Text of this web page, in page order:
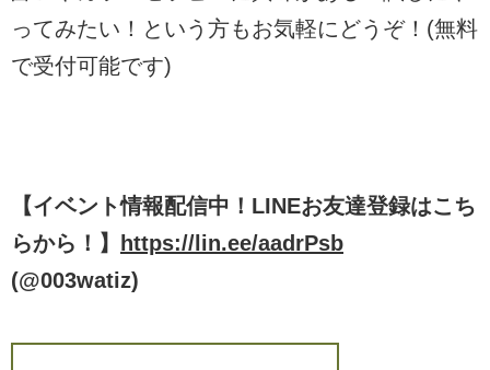
ってみたい！という方もお気軽にどうぞ！(無料
で受付可能です)
【イベント情報配信中！LINEお友達登録はこち
らから！】
https://lin.ee/aadrPsb
(@003watiz)